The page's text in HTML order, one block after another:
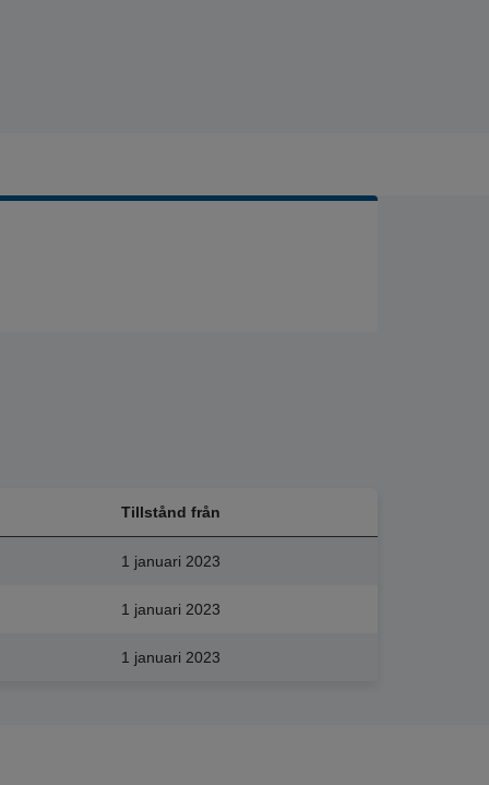
Tillstånd från
1 januari 2023
1 januari 2023
1 januari 2023